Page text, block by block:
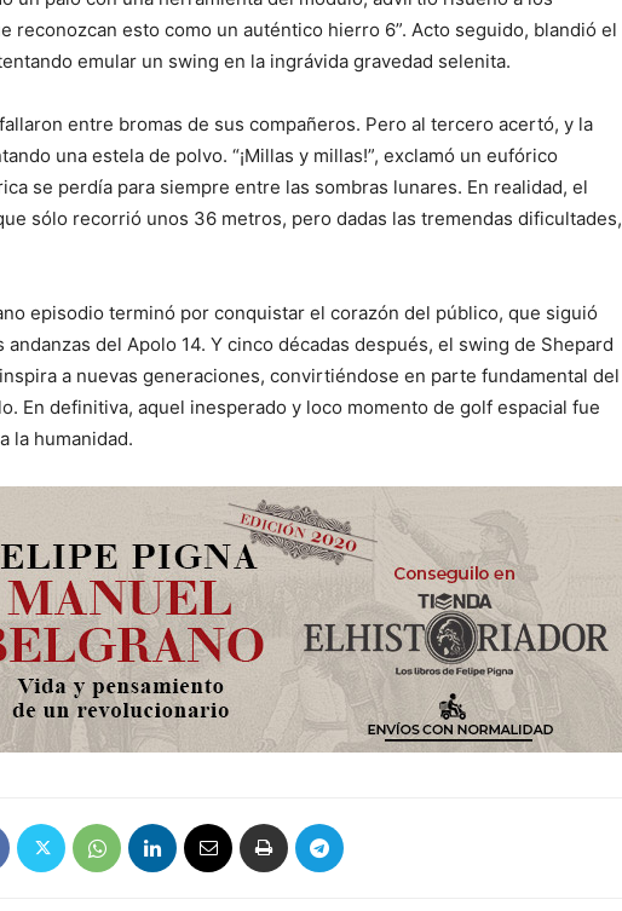
reconozcan esto como un auténtico hierro 6”. Acto seguido, blandió el
emular un swing en la ingrávida gravedad selenita.
entre bromas de sus compañeros. Pero al tercero acertó, y la
una estela de polvo. “¡Millas y millas!”, exclamó un eufórico
se perdía para siempre entre las sombras lunares. En realidad, el
sólo recorrió unos 36 metros, pero dadas las tremendas dificultades,
episodio terminó por conquistar el corazón del público, que siguió
del Apolo 14. Y cinco décadas después, el swing de Shepard
a nuevas generaciones, convirtiéndose en parte fundamental del
En definitiva, aquel inesperado y loco momento de golf espacial fue
la humanidad.